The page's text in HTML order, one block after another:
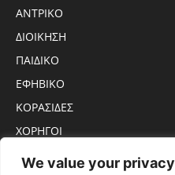
We value your privacy
ΑΝTΡΙΚΟ
ΔΙΟΙΚΗΣΗ
ΠΑΙΔΙΚΟ
ΕΦΗΒΙΚΟ
ΚΟΡΑΣΙΔΕΣ
ΧΟΡΗΓΟΙ
ΝΕΑΝΙΔΕΣ